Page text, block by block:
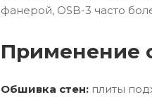
фанерой, OSB-3 часто
Применение
Обшивка стен: плиты